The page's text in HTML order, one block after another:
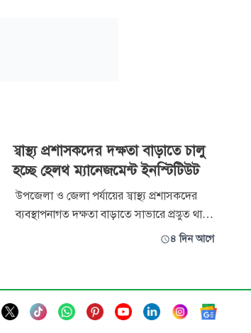
স্বাস্থ্য প্রশাসকদের দক্ষতা বাড়াতে চালু
হচ্ছে হেলথ ম্যানেজমেন্ট ইনস্টিটিউট
উপজেলা ও জেলা পর্যায়ের স্বাস্থ্য প্রশাসকদের
ব্যবস্থাপনাগত দক্ষতা বাড়াতে সাভারে প্রস্তুত থাকা
‘হেলথ ম্যানেজমেন্ট ইনস্টিটিউট’ দ্রুত চালু করার
অন্তর্বর্তীকালীন সময়ে জাতীয় প্রতিষেধক ও
সামাজিক চিকিৎসা প্র
৪ দিন আগে